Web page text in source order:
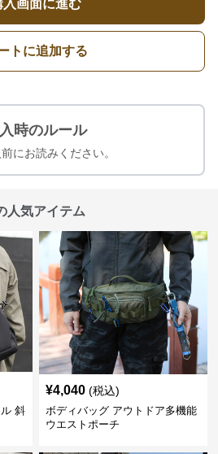
入画面に進む
トに追加する
時のルール
にお読みください。
人気アイテム
斜
¥4,040 (税込)
ボディバッグ アウトドア多機能
ウエストポーチ